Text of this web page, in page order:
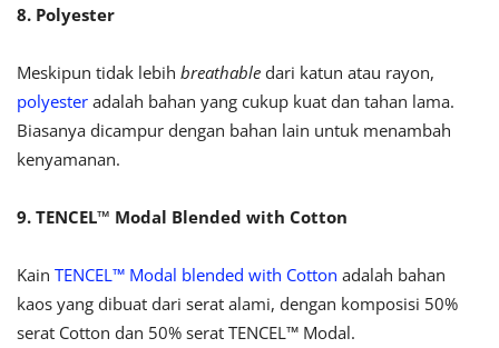
8. Polyester
Meskipun tidak lebih breathable dari katun atau rayon,
polyester adalah bahan yang cukup kuat dan tahan lama.
Biasanya dicampur dengan bahan lain untuk menambah
kenyamanan.
9. TENCEL™ Modal Blended with Cotton
Kain TENCEL™ Modal blended with Cotton adalah bahan
kaos yang dibuat dari serat alami, dengan komposisi 50%
serat Cotton dan 50% serat TENCEL™ Modal.